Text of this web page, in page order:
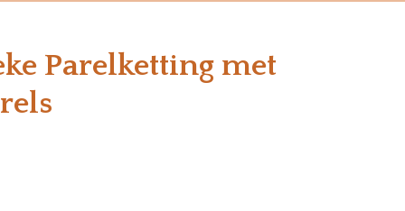
Parelketting met